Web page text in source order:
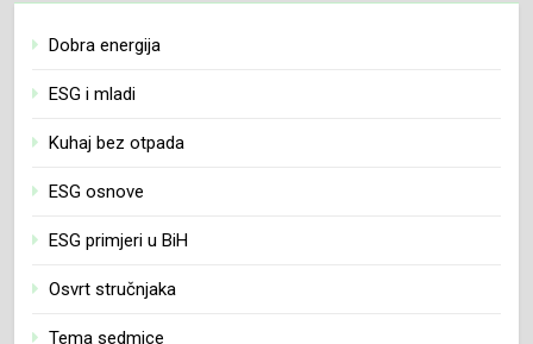
Dobra energija
ESG i mladi
Kuhaj bez otpada
ESG osnove
ESG primjeri u BiH
Osvrt stručnjaka
Tema sedmice